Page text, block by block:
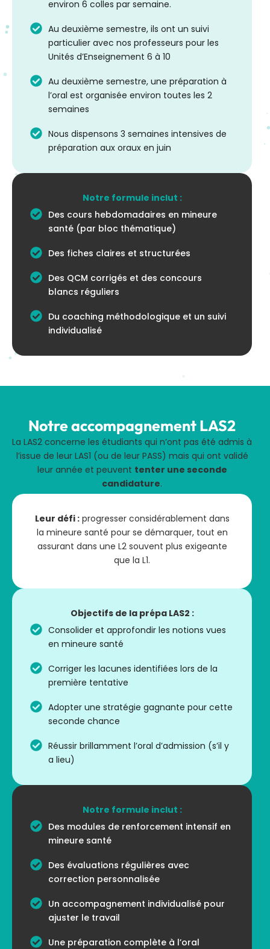
environ 6 colles par semaine.
Au deuxième semestre, ils ont un suivi
particulier avec nos professeurs pour les
Unités d’Enseignement 6 à 10
Au deuxième semestre, une préparation à
l’oral est organisée environ toutes les 2
semaines
Nous dispensons 3 semaines intensives de
préparation aux oraux en juin
Notre formule inclut :
Des cours hebdomadaires en mineure
santé (par bloc thématique)
Des fiches claires et structurées
Des QCM corrigés et des concours
blancs réguliers
Du coaching méthodologique et un suivi
individualisé
Notre accompagnement LAS2
La LAS2 concerne les étudiants qui n’ont pas été admis à
l’issue de leur LAS1 (ou de leur PASS) mais qui ont validé
leur année et peuvent tenter une seconde
candidature.
Leur défi :progresser considérablement dans
la mineure santé pour se démarquer, tout en
assurant dans une L2 souvent plus exigeante
que la L1.
Objectifs de la prépa LAS2 :
Consolider et approfondir les notions vues
en mineure santé
Corriger les lacunes identifiées lors de la
première tentative
Adopter une stratégie gagnante pour cette
seconde chance
Réussir brillamment l’oral d’admission (s’il y
a lieu)
Notre formule inclut :
Des modules de renforcement intensif en
mineure santé
Des évaluations régulières avec
correction personnalisée
Un accompagnement individualisé pour
ajuster le travail
Une préparation complète à l’oral